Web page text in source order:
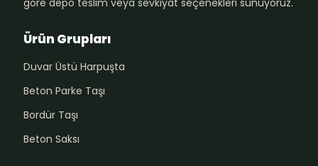
Ürün Grupları
Duvar Üstü Harpuşta
Beton Parke Taşı
Bordür Taşı
Beton Saksı